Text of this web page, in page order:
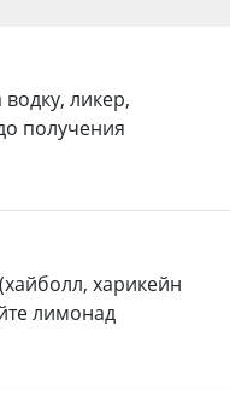
ликер,
получения
харикейн
лимонад